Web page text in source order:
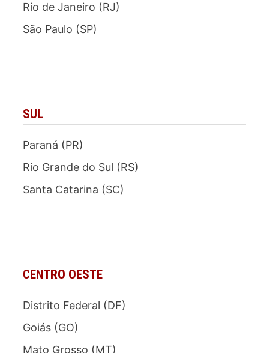
Rio de Janeiro (RJ)
São Paulo (SP)
SUL
Paraná (PR)
Rio Grande do Sul (RS)
Santa Catarina (SC)
CENTRO OESTE
Distrito Federal (DF)
Goiás (GO)
Mato Grosso (MT)